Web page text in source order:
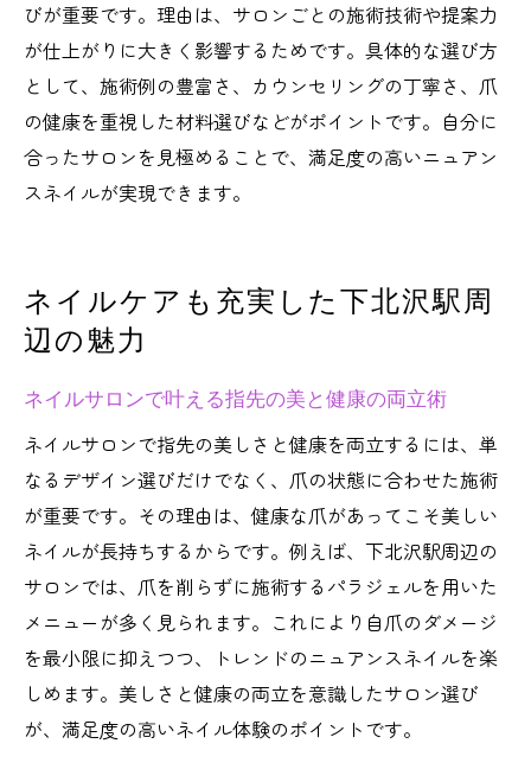
びが重要です。理由は、サロンごとの施術技術や提案力
が仕上がりに大きく影響するためです。具体的な選び方
として、施術例の豊富さ、カウンセリングの丁寧さ、爪
の健康を重視した材料選びなどがポイントです。自分に
合ったサロンを見極めることで、満足度の高いニュアン
スネイルが実現できます。
ネイルケアも充実した下北沢駅周
辺の魅力
ネイルサロンで叶える指先の美と健康の両立術
ネイルサロンで指先の美しさと健康を両立するには、単
なるデザイン選びだけでなく、爪の状態に合わせた施術
が重要です。その理由は、健康な爪があってこそ美しい
ネイルが長持ちするからです。例えば、下北沢駅周辺の
サロンでは、爪を削らずに施術するパラジェルを用いた
メニューが多く見られます。これにより自爪のダメージ
を最小限に抑えつつ、トレンドのニュアンスネイルを楽
しめます。美しさと健康の両立を意識したサロン選び
が、満足度の高いネイル体験のポイントです。